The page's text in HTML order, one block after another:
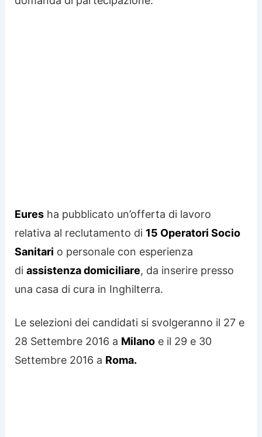
Eures ha pubblicato un’offerta di lavoro
relativa al reclutamento di 15 Operatori Socio
Sanitari o personale con esperienza
diassistenza domiciliare, da inserire presso
una casa di cura in Inghilterra.
Le selezioni dei candidati si svolgeranno il 27 e
28 Settembre 2016 a Milano e il 29 e 30
Settembre 2016 a Roma.